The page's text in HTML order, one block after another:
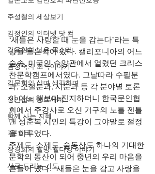
주성철의 세상보기
김정인의 인터넷 닷 컴
김용현의 낮은 목소리
김정숙의 초록이야기
김문희의 살며 생각하며
정안섭의 콩트세계
함께 사는 지혜
1분쉼터
장경희의 웰빙-웰다잉 이야기
시로 드리는 기도
‘새들은 사랑할 때 눈을 감는다’라는 특
강을 들은적이 있다. 캘리포니아의 어느
숲속, 미국인 수양관에서 열렸던 크리스
찬문학캠프에서였다. 그날따라 수필분
과, 소설분과, 시분과 등 각 분야별 토론
이 여느 해보다 진지하더니 한국문인협
회에서 주강사로 오신 거구의 노틀 젠틀
맨 성춘복 시인의 특강이 그야말로 절정
을 이루었다.
주제도, 소제도, 숲동산도 하나의 거대한
문학의 동산이 되어 중년의 우리 마음을
흔들어 댔다. “새들은 눈을 감고 사랑을